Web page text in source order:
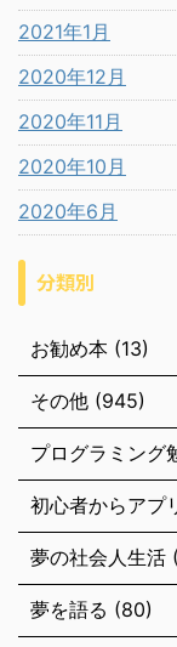
2021年1月
2020年12月
2020年11月
2020年10月
2020年6月
分類別
お勧め本 (13)
その他 (945)
プログラミング
初心者からアプ
夢の社会人生活
夢を語る (80)